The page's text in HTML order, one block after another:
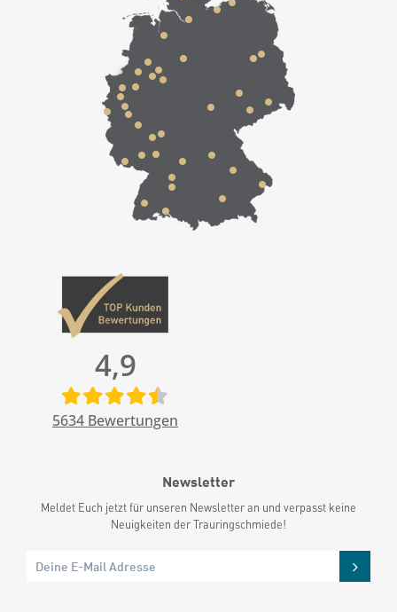
4,9
5634 Bewertungen
Newsletter
Meldet Euch jetzt für unseren Newsletter an und verpasst keine
Neuigkeiten der Trauringschmiede!